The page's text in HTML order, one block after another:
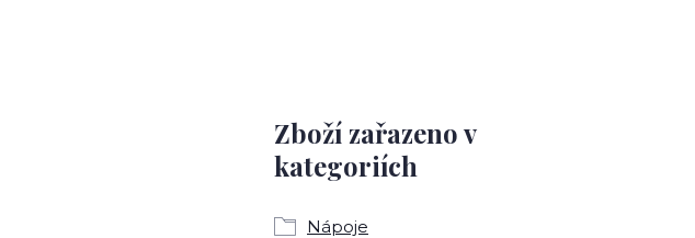
Zboží zařazeno v
kategoriích
Nápoje